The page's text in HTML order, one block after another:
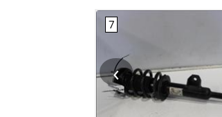
‹